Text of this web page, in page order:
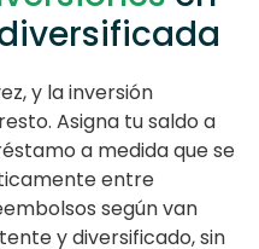
y la inversión
Asigna tu saldo a
a medida que se
entre
según van
y diversificado, sin